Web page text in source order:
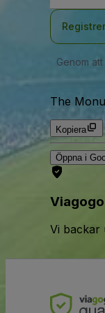
Genom
The
Kopiera
Öppna i
Vi backar